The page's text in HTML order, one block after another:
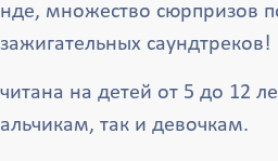
множество сюрпризов
саундтреков!
на детей от 5 до 12
так и девочкам.